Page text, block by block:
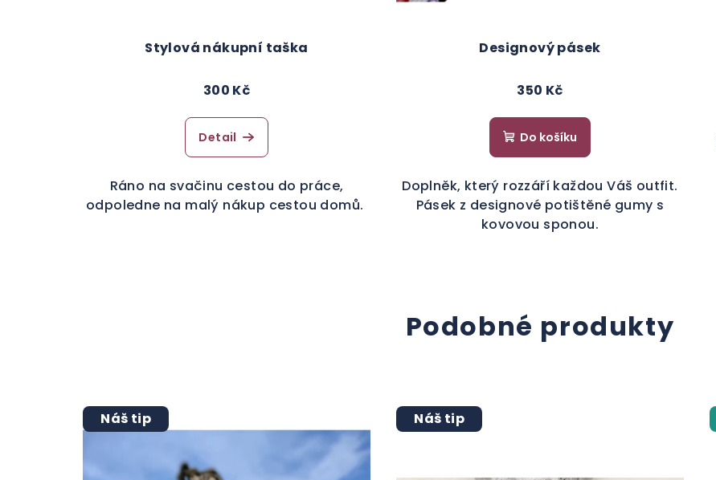
Stylová nákupní taška
300 Kč
Detail
Ráno na svačinu cestou do práce,
odpoledne na malý nákup cestou domů.
Designový pásek
350 Kč
Do košíku
Doplněk, který rozzáří každou Váš outfit.
Pásek z designové potištěné gumy s
kovovou sponou.
Podobné produkty
Náš tip Náš tip